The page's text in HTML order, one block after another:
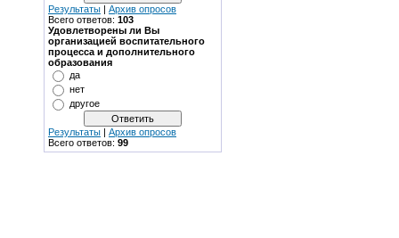
Результаты | Архив опросов
Всего ответов: 103
Удовлетворены ли Вы
организацией воспитательного
процесса и дополнительного
образования
да
нет
другое
Результаты | Архив опросов
Всего ответов: 99